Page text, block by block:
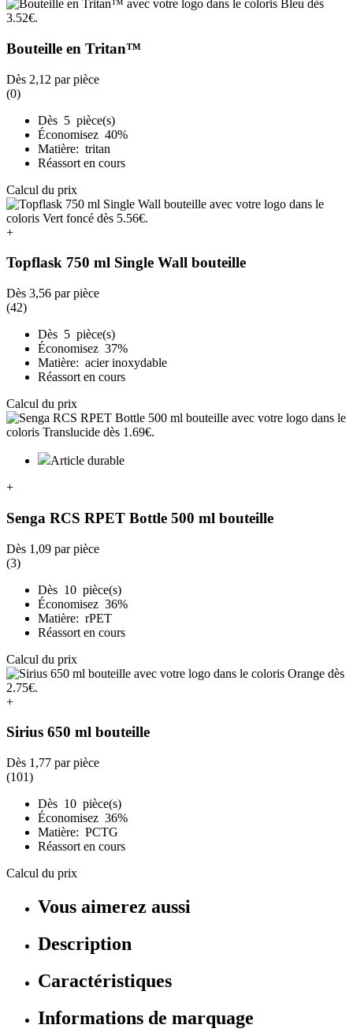
Bouteille en Tritan™
Dès 2,12 par pièce
(0)
Dès 5 pièce(s)
Économisez 40%
Matière: tritan
Réassort en cours
Calcul du prix
+
Topflask 750 ml Single Wall bouteille
Dès 3,56 par pièce
(42)
Dès 5 pièce(s)
Économisez 37%
Matière: acier inoxydable
Réassort en cours
Calcul du prix
Article durable
+
Senga RCS RPET Bottle 500 ml bouteille
Dès 1,09 par pièce
(3)
Dès 10 pièce(s)
Économisez 36%
Matière: rPET
Réassort en cours
Calcul du prix
+
Sirius 650 ml bouteille
Dès 1,77 par pièce
(101)
Dès 10 pièce(s)
Économisez 36%
Matière: PCTG
Réassort en cours
Calcul du prix
Vous aimerez aussi
Description
Caractéristiques
Informations de marquage